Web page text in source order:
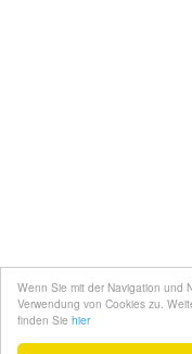
Wenn Sie mit der Navigation und
Verwendung von Cookies zu.
finden Sie hier